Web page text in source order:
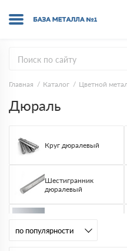
Главная Каталог Цветной
Дюраль
Круг дюралевый
Шестигранник
дюралевый